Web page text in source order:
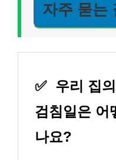
자주 묻는
✅ 우리 집
검침일은 어
나요?